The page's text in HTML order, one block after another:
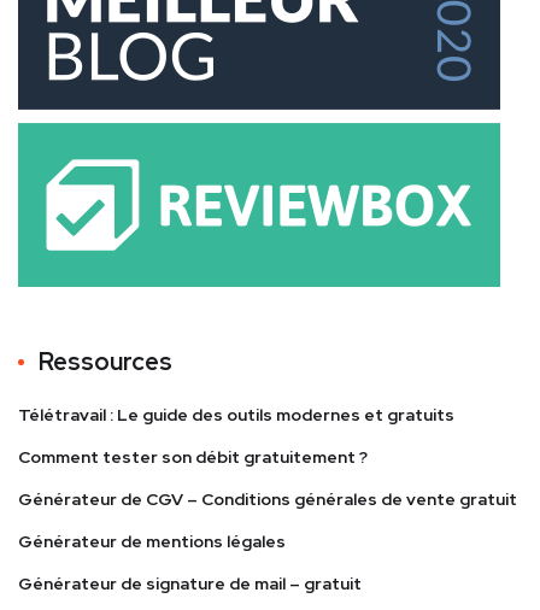
Ressources
Télétravail : Le guide des outils modernes et gratuits
Comment tester son débit gratuitement ?
Générateur de CGV – Conditions générales de vente gratuit
Générateur de mentions légales
Générateur de signature de mail – gratuit